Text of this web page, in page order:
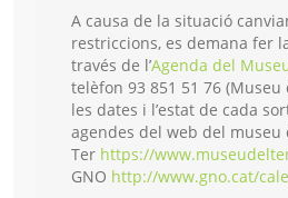
A causa de la situació
restriccions, es demana fer
través de l’Agenda del
telèfon 93 851 51 76
les dates i l’estat de cada
agendes del web del museu
Ter https://
GNO http://www.gno.cat/